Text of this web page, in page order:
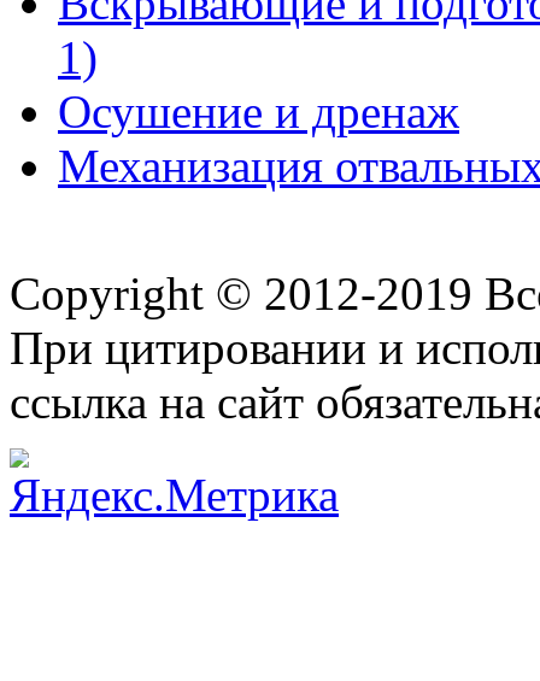
1)
Осушение и дренаж
Механизация
Copyright © 2012-2019
При цитировании и
ссылка на сайт